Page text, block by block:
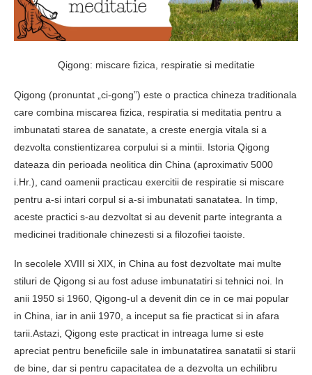
Qigong: miscare fizica, respiratie si meditatie
Qigong (pronuntat „ci-gong”) este o practica chineza traditionala
care combina miscarea fizica, respiratia si meditatia pentru a
imbunatati starea de sanatate, a creste energia vitala si a
dezvolta constientizarea corpului si a mintii. Istoria Qigong
dateaza din perioada neolitica din China (aproximativ 5000
i.Hr.), cand oamenii practicau exercitii de respiratie si miscare
pentru a-si intari corpul si a-si imbunatati sanatatea. In timp,
aceste practici s-au dezvoltat si au devenit parte integranta a
medicinei traditionale chinezesti si a filozofiei taoiste.
In secolele XVIII si XIX, in China au fost dezvoltate mai multe
stiluri de Qigong si au fost aduse imbunatatiri si tehnici noi. In
anii 1950 si 1960, Qigong-ul a devenit din ce in ce mai popular
in China, iar in anii 1970, a inceput sa fie practicat si in afara
tarii.Astazi, Qigong este practicat in intreaga lume si este
apreciat pentru beneficiile sale in imbunatatirea sanatatii si starii
de bine, dar si pentru capacitatea de a dezvolta un echilibru